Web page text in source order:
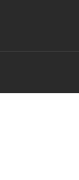
い